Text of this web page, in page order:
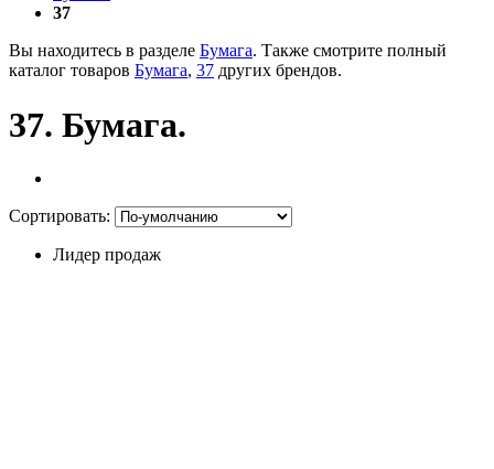
37
Вы находитесь в разделе Бумага. Также смотрите полный
каталог товаров Бумага, 37 других брендов.
37. Бумага.
Сортировать:
Лидер продаж